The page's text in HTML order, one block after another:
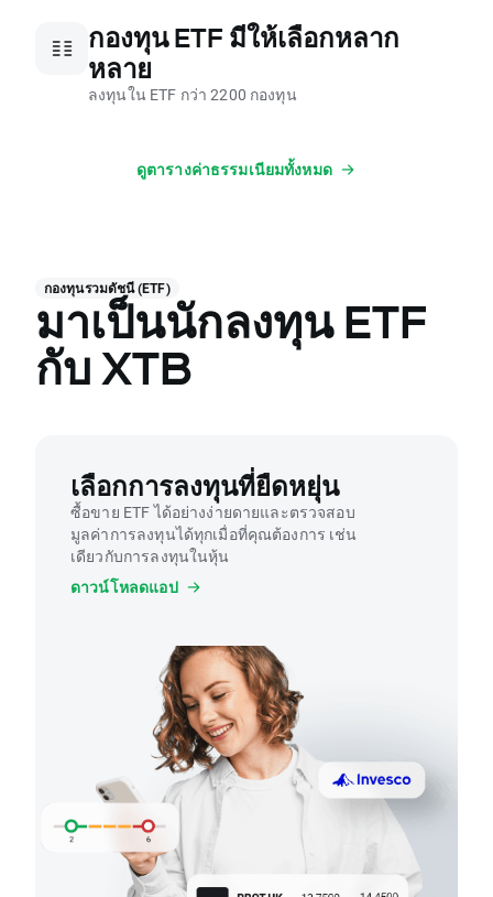
กองทุน ETF มีให้เลือกหลาก
หลาย
ลงทุนใน ETF กว่า 2200 กองทุน
ดูตารางค่าธรรมเนียมทั้งหมด
กองทุนรวมดัชนี (ETF)
มาเป็นนักลงทุน ETF
กับ XTB
เลือกการลงทุนที่ยืดหยุ่น
ซื้อขาย ETF ได้อย่างง่ายดายและตรวจสอบ
มูลค่าการลงทุนได้ทุกเมื่อที่คุณต้องการ เช่น
เดียวกับการลงทุนในหุ้น
ดาวน์โหลดแอป